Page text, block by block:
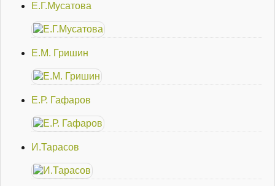
Е.Г.Мусатова
Е.М. Гришин
Е.Р. Гафаров
И.Тарасов